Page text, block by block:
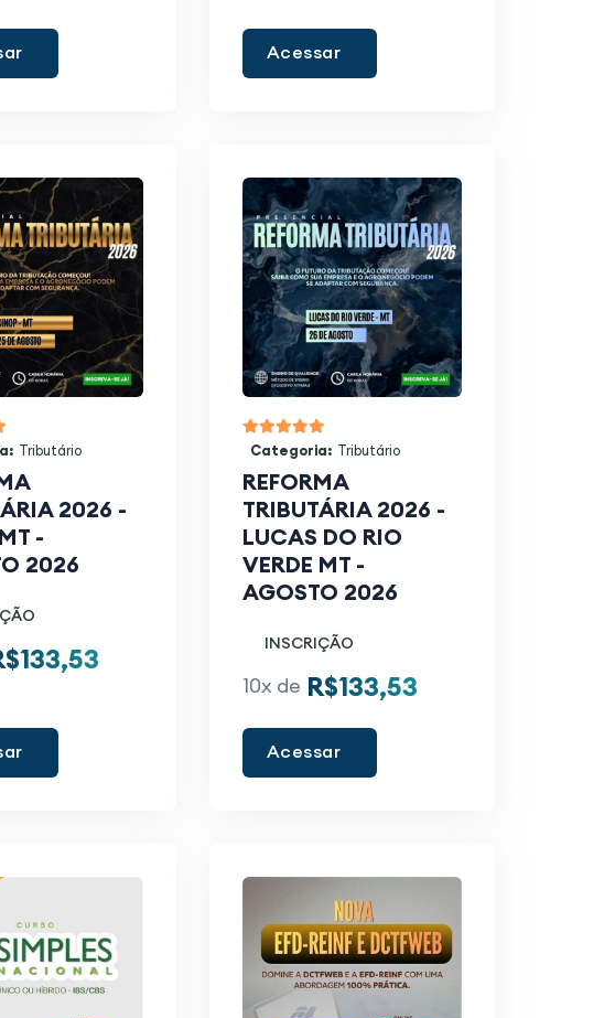
Acessar
Tributário
2026 -
-
2026
Categoria: Tributário
REFORMA
TRIBUTÁRIA 2026 -
LUCAS DO RIO
VERDE MT -
AGOSTO 2026
INSCRIÇÃO
10x de R$133,53
Acessar